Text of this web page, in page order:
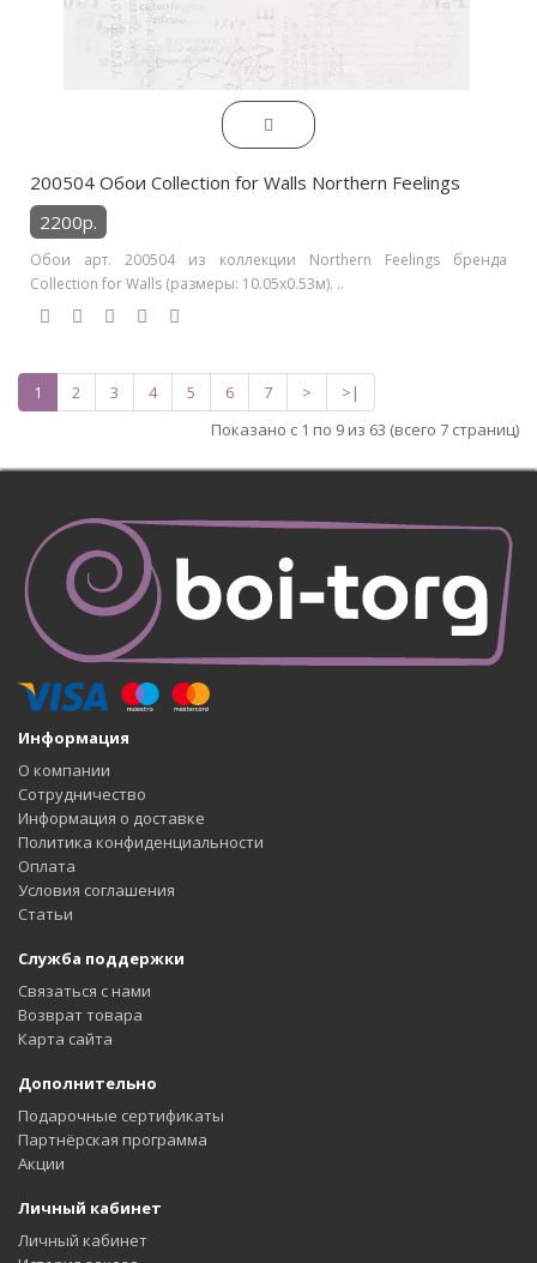
200504 Обои Collection for Walls Northern Feelings
2200р.
Обои арт. 200504 из коллекции Northern Feelings бренда
Collection for Walls (размеры: 10.05х0.53м). ..
1 2 3 4 5 6 7 >
>|
Показано с 1 по 9 из 63 (всего 7 страниц)
Информация
О компании
Сотрудничество
Информация о доставке
Политика конфиденциальности
Оплата
Условия соглашения
Статьи
Служба поддержки
Связаться с нами
Возврат товара
Карта сайта
Дополнительно
Подарочные сертификаты
Партнёрская программа
Акции
Личный кабинет
Личный кабинет